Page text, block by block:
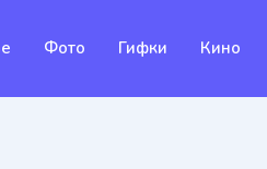
Фото Гифки Кино